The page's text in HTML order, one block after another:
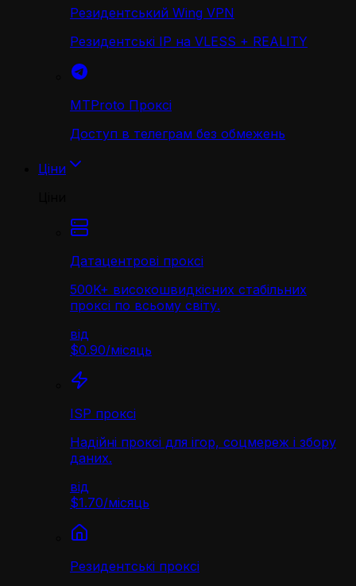
Резидентський Wing VPN
Резидентські IP на VLESS + REALITY
MTProto Проксі
Доступ в телеграм без обмежень
Ціни
Датацентрові проксі
500K+ високошвидкісних стабільних
проксі по всьому світу.
від
$0.90/місяць
ISP проксі
Надійні проксі для ігор, соцмереж і збору
даних.
від
$1.70/місяць
Резидентські проксі